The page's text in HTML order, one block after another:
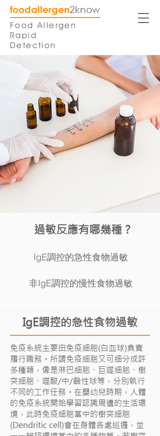
foodallergen2know
Food Allergen
Rapid
Detection
過敏反應有哪幾種？
IgE調控的急性食物過敏
非IgE調控的慢性食物過敏
IgE調控的急性食物過敏
免疫系統主要由免疫細胞(白血球)負責
履行職務。所謂免疫細胞又可細分成許
多種類，像是淋巴細胞、巨噬細胞、樹
突細胞、噬酸/中/鹼性球等，分別執行
不同的工作任務。在嬰幼兒時期，人體
的免疫系統開始學習認識周遭的生活環
境，此時免疫細胞當中的樹突細胞
(Dendritic cell)會在身體各處巡邏，並